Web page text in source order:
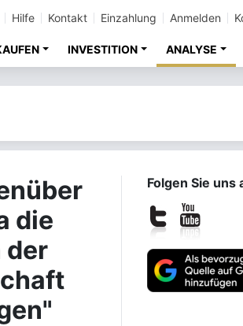
Hilfe Kontakt Einzahlung Anmelden
INVESTITION ANALYSE
die
der
Folgen Sie uns